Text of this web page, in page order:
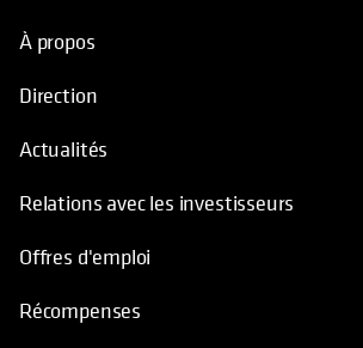
À propos
Direction
Actualités
Relations avec les investisseurs
Offres d'emploi
Récompenses